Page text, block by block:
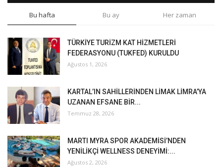
Bu hafta Bu ay Her zaman
TÜRKİYE TURİZM KAT HİZMETLERİ
FEDERASYONU (TUKFED) KURULDU
Ağustos 1, 2026
KARTAL’IN SAHİLLERİNDEN LİMAK LİMRA’YA
UZANAN EFSANE BİR...
Temmuz 28, 2026
MARTI MYRA SPOR AKADEMİSİ’NDEN
YENİLİKÇİ WELLNESS DENEYİMİ:...
Ağustos 2, 2026